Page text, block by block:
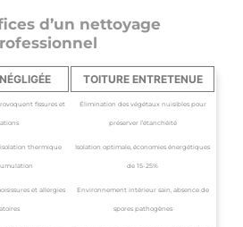
d’un nettoyage
TOITURE ENTRETENUE
fissures et Élimination des végétaux nuisibles pour
préserver l’étanchéité
thermique Isolation optimale, économies énergétiques
de 15-25%
et allergies Environnement intérieur sain, absence de
spores pathogènes